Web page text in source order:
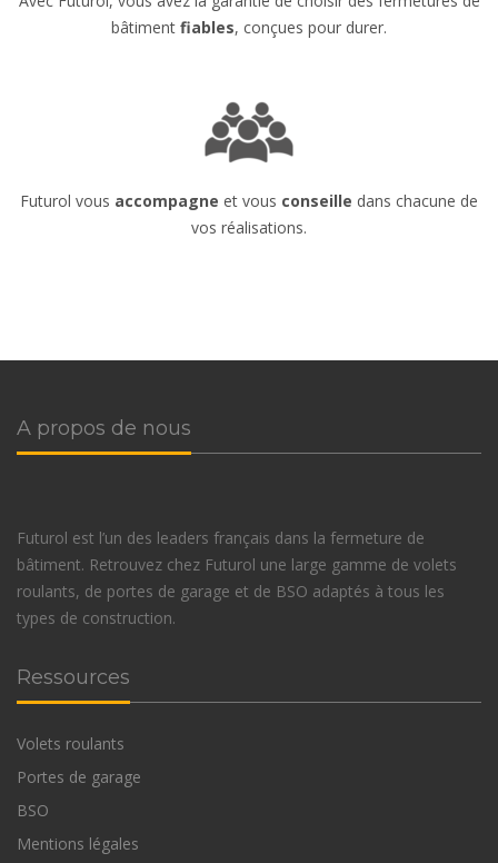
bâtiment fiables, conçues pour durer.
Futurol vous accompagne et vous conseille dans chacune de
vos réalisations.
A propos de nous
Futurol est l’un des leaders français dans la fermeture de
bâtiment. Retrouvez chez Futurol une large gamme de volets
roulants, de portes de garage et de BSO adaptés à tous les
types de construction.
Ressources
Volets roulants
Portes de garage
BSO
Mentions légales